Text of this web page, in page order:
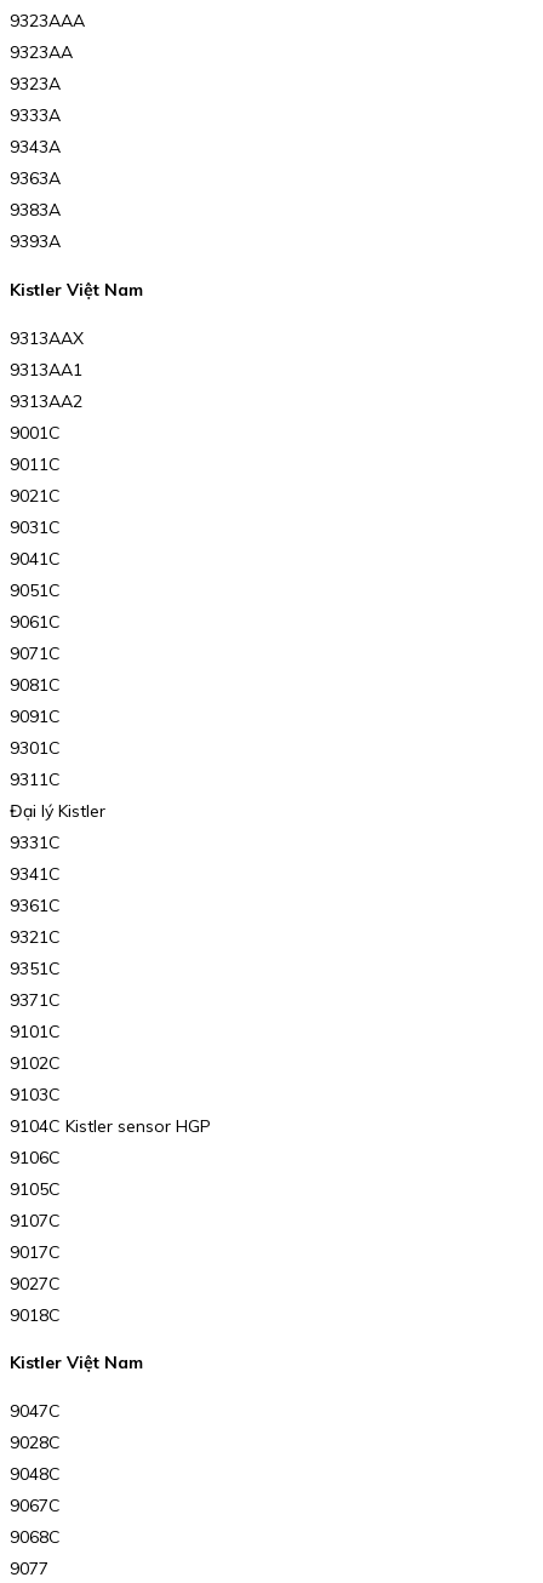
9323AAA
9323AA
9323A
9333A
9343A
9363A
9383A
9393A
Kistler Việt Nam
9313AAX
9313AA1
9313AA2
9001C
9011C
9021C
9031C
9041C
9051C
9061C
9071C
9081C
9091C
9301C
9311C
Đại lý Kistler
9331C
9341C
9361C
9321C
9351C
9371C
9101C
9102C
9103C
9104C Kistler sensor HGP
9106C
9105C
9107C
9017C
9027C
9018C
Kistler Việt Nam
9047C
9028C
9048C
9067C
9068C
9077